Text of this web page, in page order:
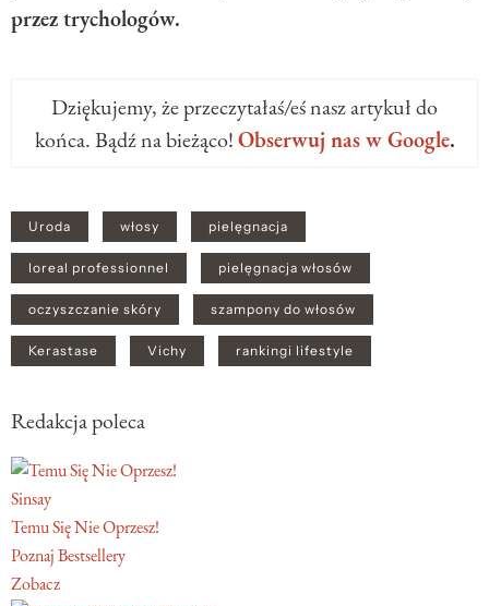
przez trychologów.
Dziękujemy, że przeczytałaś/eś nasz artykuł do
końca. Bądź na bieżąco!Obserwuj nas w Google.
Uroda włosy pielęgnacja
loreal professionnel pielęgnacja włosów
oczyszczanie skóry szampony do włosów
Kerastase Vichy rankingi lifestyle
Redakcja poleca
Sinsay
Temu Się Nie Oprzesz!
Poznaj Bestsellery
Zobacz